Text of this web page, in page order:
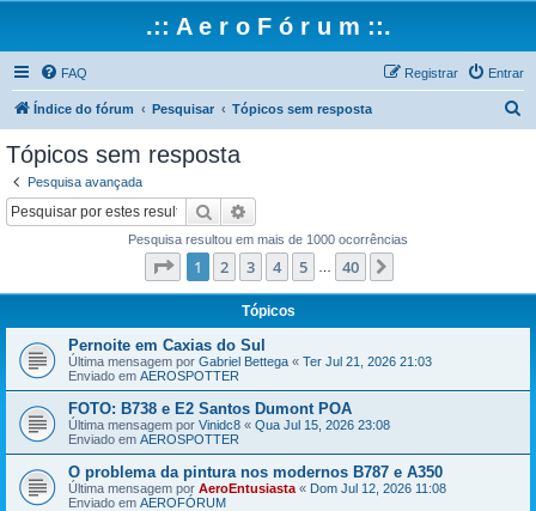
.:: A e r o F ó r u m ::.
FAQ Entrar
Registrar
Índice do fórum Pesquisar Tópicos sem resposta
Tópicos sem resposta
Pesquisa avançada
Pesquisar
Pesquisa resultou em mais de 1000 ocorrências
Página de 40
1 2 3 4 5 40
Tópicos
Pernoite em Caxias do Sul
Última mensagem por Gabriel Bettega « Ter Jul 21, 2026 21:03
Enviado em AEROSPOTTER
FOTO: B738 e E2 Santos Dumont POA
Última mensagem por Vinidc8 « Qua Jul 15, 2026 23:08
Enviado em AEROSPOTTER
O problema da pintura nos modernos B787 e A350
Última mensagem por AeroEntusiasta « Dom Jul 12, 2026 11:08
Enviado em AEROFÓRUM